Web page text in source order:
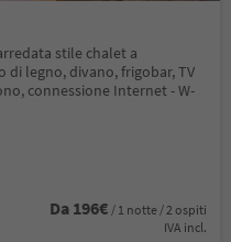
stile chalet a
di legno, divano, frigobar, TV
connessione Internet - W-
Da 196€ / 1 notte / 2 ospiti
IVA incl.